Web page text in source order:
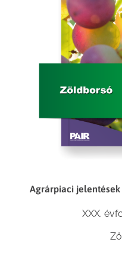
Agrárpiaci jelentések
XXX.